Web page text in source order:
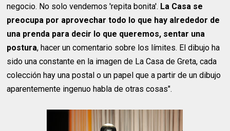
negocio. No solo vendemos 'repita bonita'. La Casa se
preocupa por aprovechar todo lo que hay alrededor de
una prenda para decir lo que queremos, sentar una
postura, hacer un comentario sobre los límites. El dibujo ha
sido una constante en la imagen de La Casa de Greta, cada
colección hay una postal o un papel que a partir de un dibujo
aparentemente ingenuo habla de otras cosas".